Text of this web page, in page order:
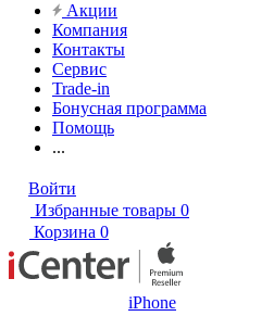
Акции
Компания
Контакты
Сервис
Trade-in
Бонусная программа
Помощь
...
Войти
Избранные товары 0
Корзина 0
iPhone